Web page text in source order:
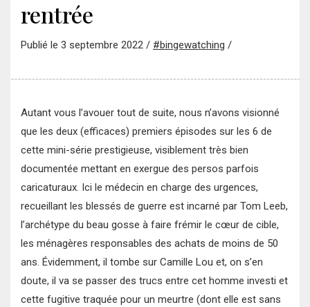
rentrée
Publié le 3 septembre 2022 / #bingewatching /
Autant vous l’avouer tout de suite, nous n’avons visionné
que les deux (efficaces) premiers épisodes sur les 6 de
cette mini-série prestigieuse, visiblement très bien
documentée mettant en exergue des persos parfois
caricaturaux. Ici le médecin en charge des urgences,
recueillant les blessés de guerre est incarné par Tom Leeb,
l’archétype du beau gosse à faire frémir le cœur de cible,
les ménagères responsables des achats de moins de 50
ans. Évidemment, il tombe sur Camille Lou et, on s’en
doute, il va se passer des trucs entre cet homme investi et
cette fugitive traquée pour un meurtre (dont elle est sans